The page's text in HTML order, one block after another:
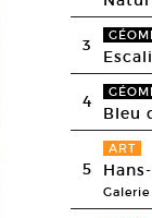
3
4
Bleu
5
ART